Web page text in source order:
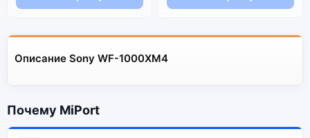
Описание Sony WF-1000XM4
Почему MiPort